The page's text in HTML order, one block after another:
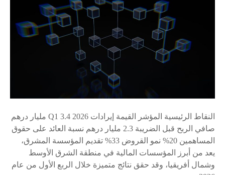
النقاط الرئيسية المؤشر القيمة إيرادات 2026 Q1 3.4 مليار درهم
صافي الربح قبل الضريبة 2.3 مليار درهم نسبة العائد على حقوق
المساهمين 20% نمو القروض 33% تقديم المؤسسة المشرق،
يعد من أبرز المؤسسات المالية في منطقة الشرق الأوسط
وشمال أفريقيا، وقد حقق نتائج متميزة خلال الربع الأول من عام